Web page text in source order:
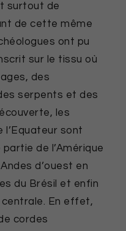
surtout de
de cette même
ont pu
sur le tissu où
des
serpents et des
les
l’Equateur sont
de l’Amérique
d’ouest en
du Brésil et enfin
centrale. En effet,
cordes